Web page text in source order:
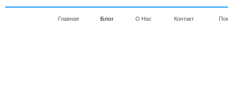
Главная Блог О Нас Контакт